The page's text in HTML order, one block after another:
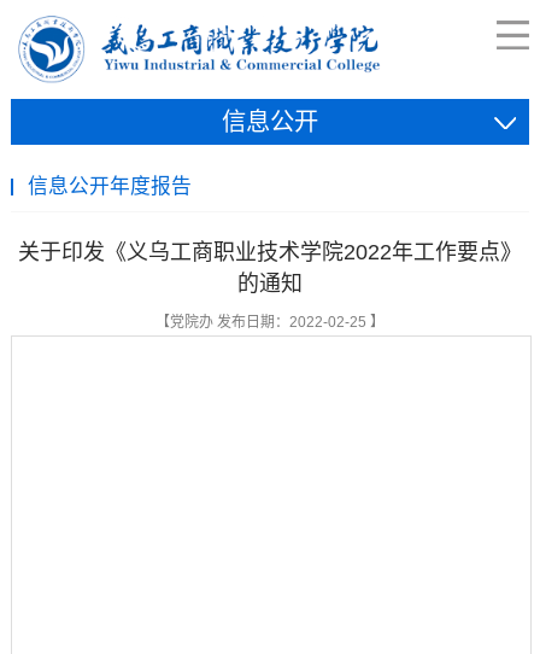
信息公开
信息公开年度报告
关于印发《义乌工商职业技术学院2022年工作要点》
的通知
【党院办 发布日期：2022-02-25 】